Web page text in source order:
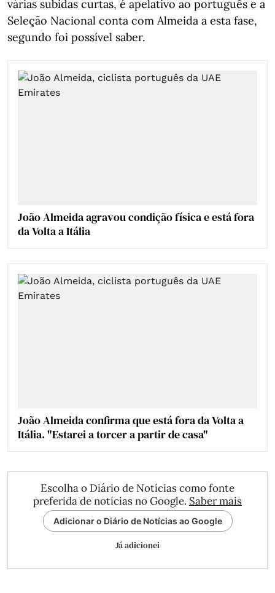
várias subidas curtas, é apelativo ao português e a
Seleção Nacional conta com Almeida a esta fase,
segundo foi possível saber.
João Almeida agravou condição física e está fora
da Volta a Itália
João Almeida confirma que está fora da Volta a
Itália. "Estarei a torcer a partir de casa"
Escolha o Diário de Notícias como fonte
preferida de notícias no Google. Saber mais
Adicionar o Diário de Notícias ao Google
Já adicionei